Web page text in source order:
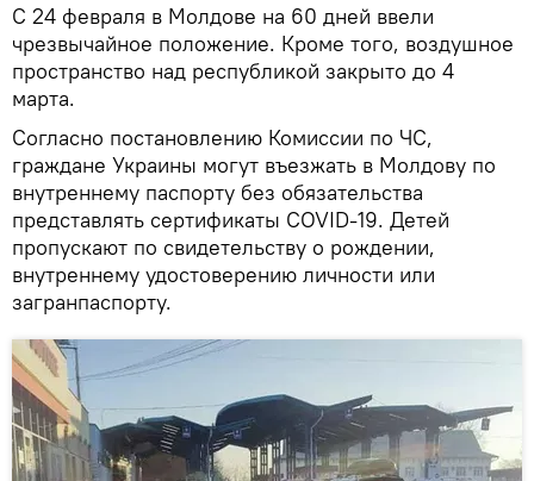
С 24 февраля в Молдове на 60 дней ввели
чрезвычайное положение. Кроме того, воздушное
пространство над республикой закрыто до 4
марта.
Согласно постановлению Комиссии по ЧС,
граждане Украины могут въезжать в Молдову по
внутреннему паспорту без обязательства
представлять сертификаты COVID-19. Детей
пропускают по свидетельству о рождении,
внутреннему удостоверению личности или
загранпаспорту.